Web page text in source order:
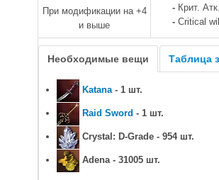
При модификации на +4
и выше
- Крит.
- Critical
Необходимые вещи Таблица
Katana - 1 шт.
Raid Sword - 1 шт.
Crystal: D-Grade - 954 шт.
Adena - 31005 шт.